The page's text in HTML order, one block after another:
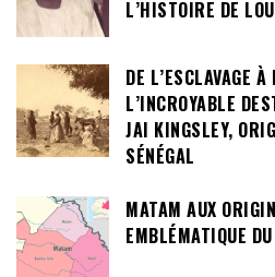
L’HISTOIRE DE
DE L’ESCLAVAGE
L’INCROYABLE
JAI KINGSLEY,
SÉNÉGAL
MATAM AUX
EMBLÉMATIQUE